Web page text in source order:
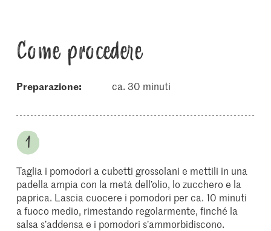
Come procedere
Preparazione: ca. 30 minuti
Taglia i pomodori a cubetti grossolani e mettili in una
padella ampia con la metà dell’olio, lo zucchero e la
paprica. Lascia cuocere i pomodori per ca. 10 minuti
a fuoco medio, rimestando regolarmente, finché la
salsa s’addensa e i pomodori s’ammorbidiscono.